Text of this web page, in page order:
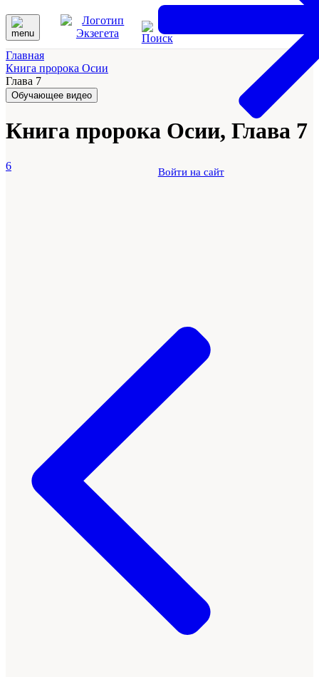
Войти на сайт
Главная
Книга пророка Осии
Глава 7
Обучающее видео
Книга пророка Осии, Глава 7
6